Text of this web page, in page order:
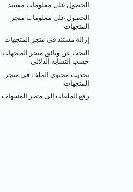
الحصول على معلومات مستند
الحصول على معلومات متجر
المتجهات
إزالة مستند في متجر المتجهات
البحث عن وثائق متجر المتجهات
حسب التشابه الدلالي
تحديث محتوى الملف في متجر
المتجهات
رفع الملفات إلى متجر المتجهات